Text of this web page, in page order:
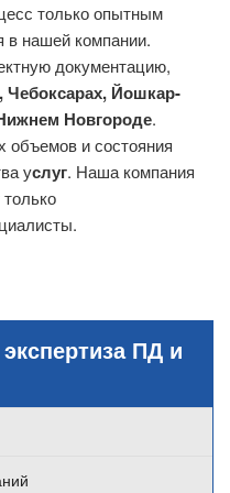
ПД и
только опытным
в нашей компании.
документацию,
Чебоксарах, Йошкар-
Новгороде.
объемов и состояния
услуг. Наша компания